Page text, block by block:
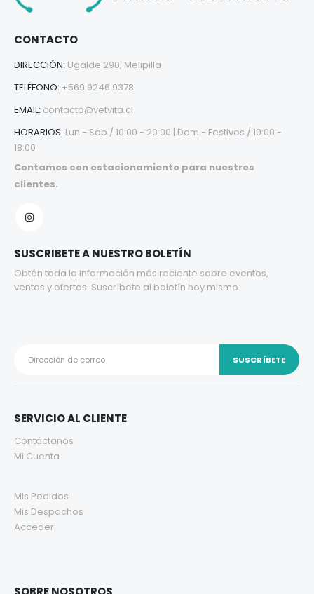
CONTACTO
DIRECCIÓN: Ugalde 290, Melipilla
TELÉFONO: +569 9246 9378
EMAIL: contacto@vetvita.cl
HORARIOS: Lun - Sab / 10:00 - 20:00 | Dom - Festivos / 10:00 -
18:00
Contamos con estacionamiento para nuestros
clientes.
SUSCRIBETE A NUESTRO BOLETÍN
Obtén toda la información más reciente sobre eventos,
ventas y ofertas. Suscríbete al boletín hoy mismo.
SERVICIO AL CLIENTE
Contáctanos
Mi Cuenta
Mis Pedidos
Mis Despachos
Acceder